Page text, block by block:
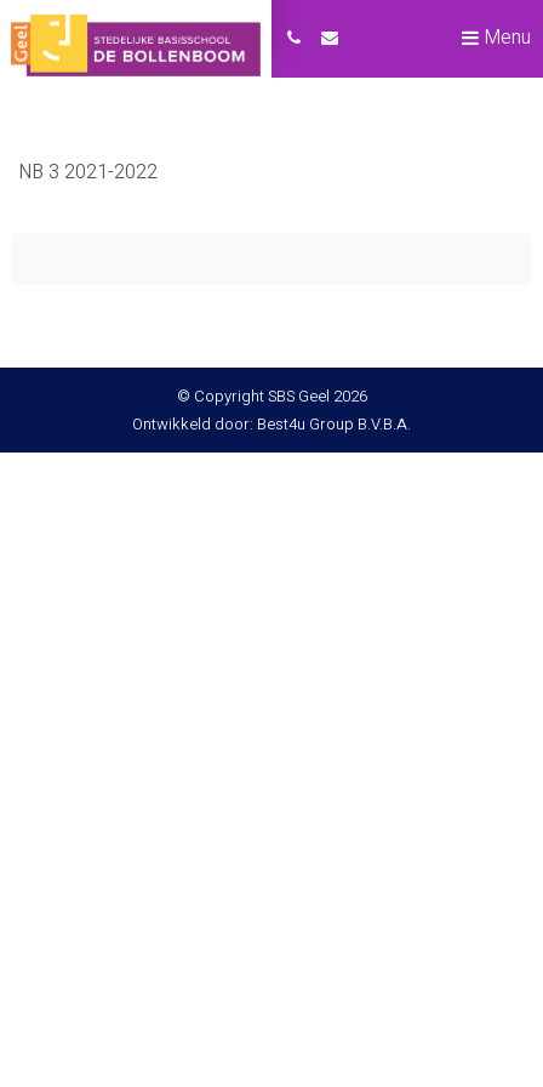
Menu
NB 3 2021-2022
© Copyright SBS Geel 2026
Ontwikkeld door: Best4u Group B.V.B.A.